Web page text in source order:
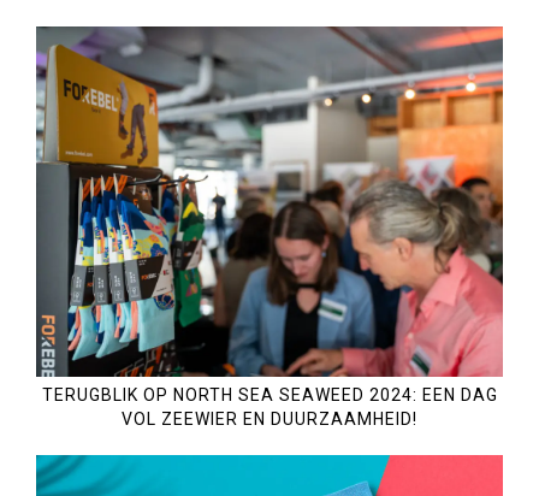
TERUGBLIK OP NORTH SEA SEAWEED 2024: EEN DAG
VOL ZEEWIER EN DUURZAAMHEID!